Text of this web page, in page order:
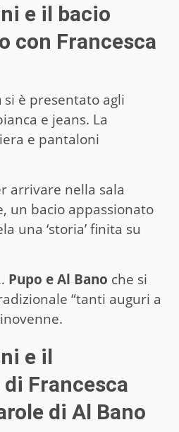
e il bacio
con Francesca
si è presentato agli
e jeans. La
e pantaloni
arrivare nella sala
un bacio appassionato
una ‘storia’ finita su
Pupo e Al Bano che si
“tanti auguri a
e il
Francesca
di Al Bano